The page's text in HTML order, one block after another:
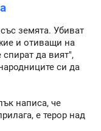
земята. Убиват
и отиващи на
да вият",
си да
написа, че
е терор над